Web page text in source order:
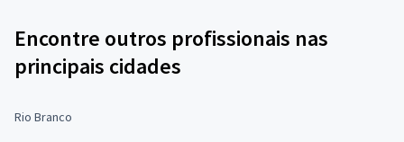
Encontre outros profissionais nas
principais cidades
Rio Branco